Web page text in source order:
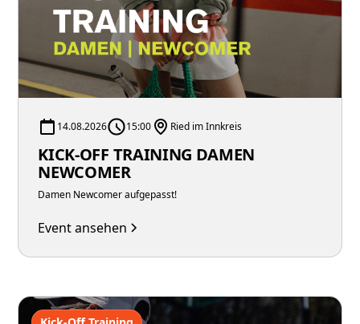
14.08.2026 15:00 Ried im Innkreis
KICK-OFF TRAINING DAMEN
NEWCOMER
Damen Newcomer aufgepasst!
Event ansehen